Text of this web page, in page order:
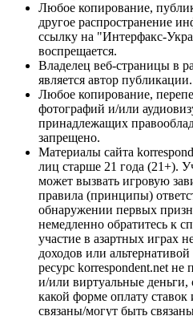
Любое копирование,
другое распространение
ссылку на "Интерфакс-
воспрещается.
Владелец веб-страницы в
является автор публикации.
Любое копирование,
фотографий и/или
принадлежащих
запрещено.
Материалы сайта
лиц старше 21 года (21+).
может вызвать игровую
правила (принципы)
обнаружении первых
немедленно обратитесь к
участие в азартных играх
доходов или
ресурс korrespondent.net
и/или виртуальные
какой форме оплату
связаны/могут быть